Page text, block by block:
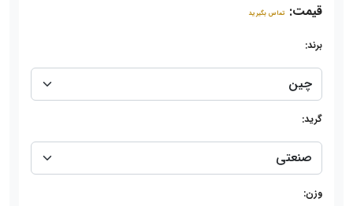
قیمت: تماس بگیرید
برند:
گرید:
وزن: